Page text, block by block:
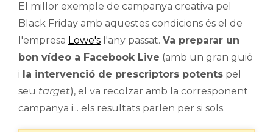
El millor exemple de campanya creativa pel
Black Friday amb aquestes condicions és el de
l'empresa Lowe's l'any passat. Va preparar un
bon vídeo a Facebook Live (amb un gran guió
i la intervenció de prescriptors potents pel
seu target), el va recolzar amb la corresponent
campanya i... els resultats parlen per si sols.